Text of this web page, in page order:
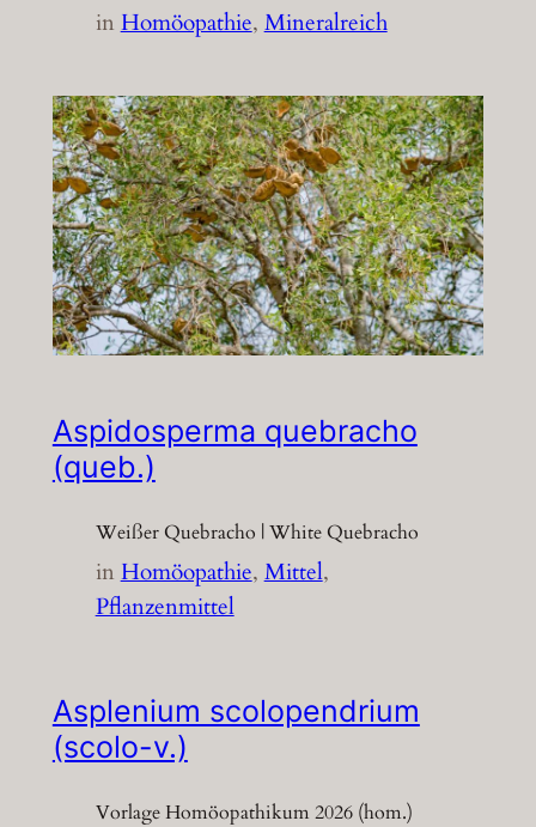
inHomöopathie, Mineralreich
Aspidosperma quebracho
(queb.)
Weißer Quebracho | White Quebracho
inHomöopathie, Mittel
Pflanzenmittel
Asplenium scolopendrium
(scolo-v.)
Vorlage Homöopathikum 2026 (hom.)